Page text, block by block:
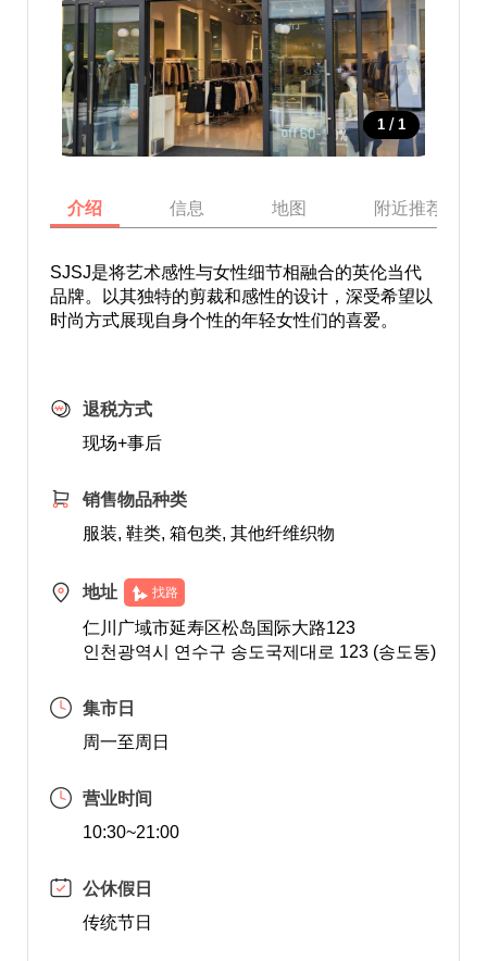
1 / 1
介绍 信息 地图 附近推荐景点
SJSJ是将艺术感性与女性细节相融合的英伦当代
品牌。以其独特的剪裁和感性的设计，深受希望以
时尚方式展现自身个性的年轻女性们的喜爱。
退税方式
现场+事后
销售物品种类
服装, 鞋类, 箱包类, 其他纤维织物
地址 找路
仁川广域市延寿区松岛国际大路123
인천광역시 연수구 송도국제대로 123 (송도동)
集市日
周一至周日
营业时间
10:30~21:00
公休假日
传统节日